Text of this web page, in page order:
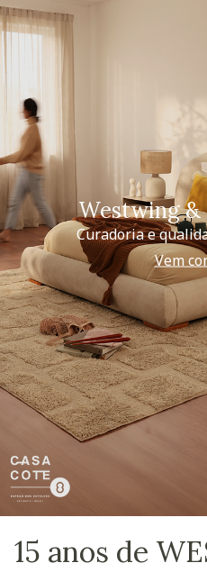
Westwing &
Curadoria e
Vem
15 anos de